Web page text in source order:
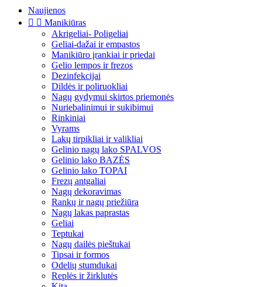
Naujienos
  Manikiūras
Akrigeliai- Poligeliai
Geliai-dažai ir empastos
Manikiūro įrankiai ir priedai
Gelio lempos ir frezos
Dezinfekcijai
Dildės ir poliruokliai
Nagų gydymui skirtos priemonės
Nuriebalinimui ir sukibimui
Rinkiniai
Vyrams
Lakų tirpikliai ir valikliai
Gelinio nagų lako SPALVOS
Gelinio lako BAZĖS
Gelinio lako TOPAI
Frezų antgaliai
Nagų dekoravimas
Rankų ir nagų priežiūra
Nagų lakas paprastas
Geliai
Teptukai
Nagų dailės pieštukai
Tipsai ir formos
Odelių stumdukai
Replės ir žirklutės